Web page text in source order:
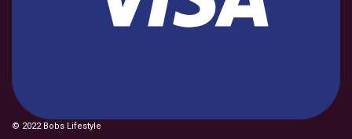
© 2022 Bobs Lifestyle